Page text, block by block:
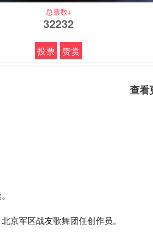
总票数+
32232
投票 赞赏
查看
军区战友歌舞团任创作员。